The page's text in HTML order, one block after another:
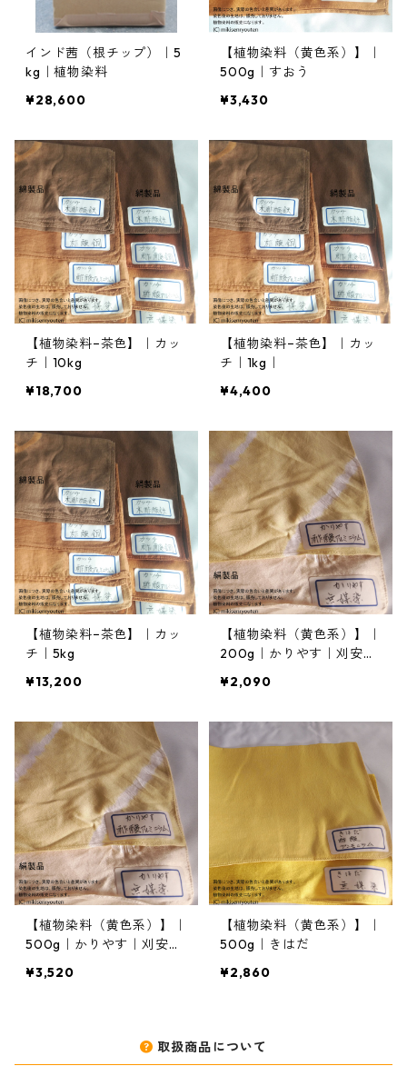
インド茜（根チップ）｜5
kg｜植物染料
¥28,600
【植物染料（黄色系）】｜
500g｜すおう
¥3,430
【植物染料−茶色】｜カッ
チ｜10kg
¥18,700
【植物染料−茶色】｜カッ
チ｜1kg｜
¥4,400
【植物染料−茶色】｜カッ
チ｜5kg
¥13,200
【植物染料（黄色系）】｜
200g｜かりやす｜刈安｜
¥2,090
【植物染料（黄色系）】｜
500g｜かりやす｜刈安｜
¥3,520
【植物染料（黄色系）】｜
500g｜きはだ
¥2,860
取扱商品について